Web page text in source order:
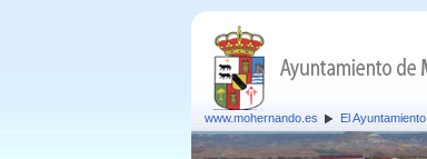
www.mohernando.es El Ayuntamiento